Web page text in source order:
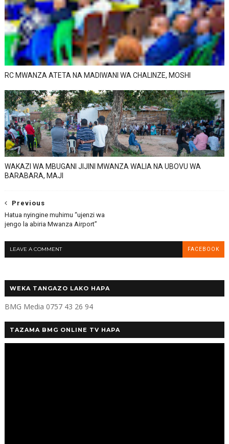
RC MWANZA ATETA NA MADIWANI WA CHALINZE, MOSHI
WAKAZI WA MBUGANI JIJINI MWANZA WALIA NA UBOVU WA
BARABARA, MAJI
Previous
Hatua nyingine muhimu “ujenzi wa
jengo la abiria Mwanza Airport”
LEAVE A COMMENT FACEBOOK
WEKA TANGAZO LAKO HAPA
BMG Media 0757 43 26 94
TAZAMA BMG ONLINE TV HAPA